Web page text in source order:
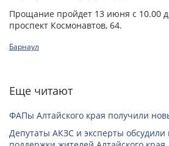
Прощание пройдет 13 июня с 10.00
проспект Космонавтов, 64.
Барнаул
Еще читают
ФАПы Алтайского края получили
Депутаты АКЗС и эксперты